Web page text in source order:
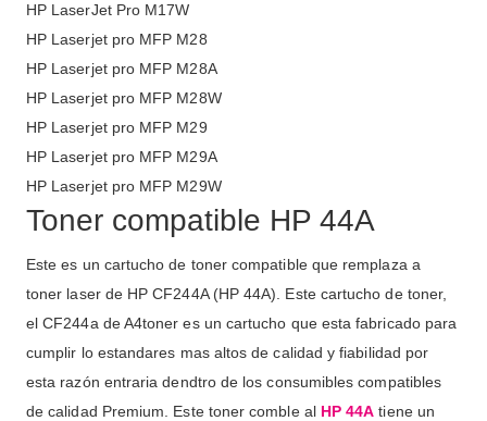
HP LaserJet Pro M17W
HP Laserjet pro MFP M28
HP Laserjet pro MFP M28A
HP Laserjet pro MFP M28W
HP Laserjet pro MFP M29
HP Laserjet pro MFP M29A
HP Laserjet pro MFP M29W
Toner compatible HP 44A
Este es un cartucho de toner compatible que remplaza a
toner laser de HP CF244A (HP 44A). Este cartucho de toner,
el CF244a de A4toner es un cartucho que esta fabricado para
cumplir lo estandares mas altos de calidad y fiabilidad por
esta razón entraria dendtro de los consumibles compatibles
de calidad Premium. Este toner comble al HP 44A tiene un